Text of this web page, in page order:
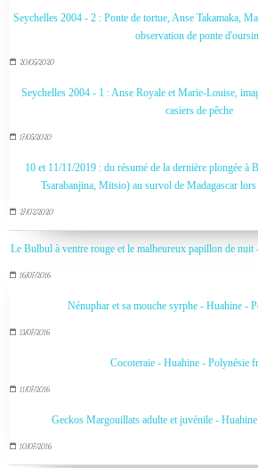
Seychelles 2004 - 2 : Ponte de tortue, Anse Takamaka,
observation de ponte
20/05/2020
Seychelles 2004 - 1 : Anse Royale et Marie-Louise,
casiers de pêche
17/05/2020
10 et 11/11/2019 : du résumé de la dernière plongée à
Tsarabanjina, Mitsio) au survol de Madagascar
27/02/2020
Le Bulbul à ventre rouge et le malheureux papillon de
16/07/2016
Nénuphar et sa mouche syrphe - Huahine -
13/07/2016
Cocoteraie - Huahine - Polynésie
11/07/2016
Geckos Margouillats adulte et juvénile -
10/07/2016